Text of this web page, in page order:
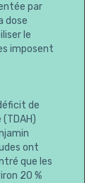
par
dose
le
imposent
de
ont
que les
20 %